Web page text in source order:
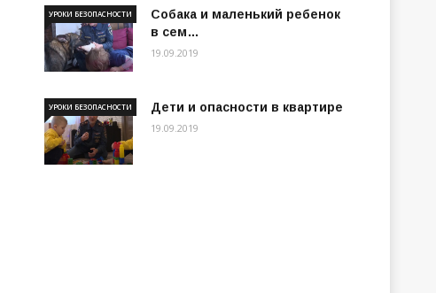
Собака и маленький ребенок
в сем…
УРОКИ БЕЗОПАСНОСТИ
19.09.2019
Дети и опасности в квартире
УРОКИ БЕЗОПАСНОСТИ
19.09.2019